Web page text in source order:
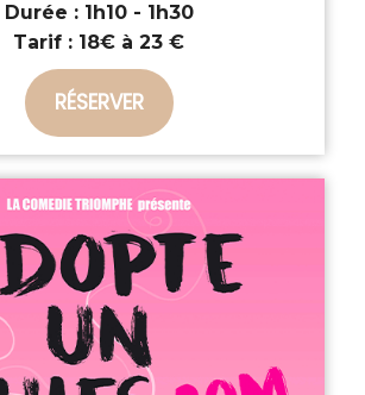
Durée :1h10 - 1h30
Tarif : 18€ à 23 €
RÉSERVER